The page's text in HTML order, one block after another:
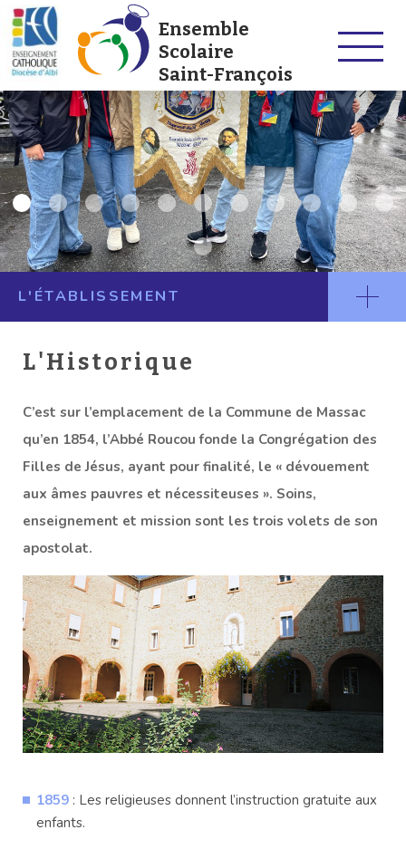
Ensemble
Scolaire
Saint-François
L'ÉTABLISSEMENT
L'Historique
C’est sur l’emplacement de la Commune de Massac
qu’en 1854, l’Abbé Roucou fonde la Congrégation des
Filles de Jésus, ayant pour finalité, le « dévouement
aux âmes pauvres et nécessiteuses ». Soins,
enseignement et mission sont les trois volets de son
apostolat.
1859 : Les religieuses donnent l’instruction gratuite aux
enfants.